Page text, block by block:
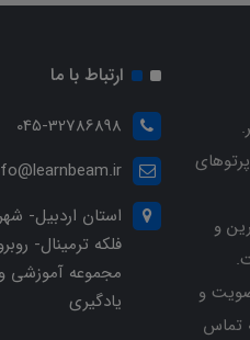
و
و
خرید با شماره تلفن 04532786898 تماس
ارتباط با ما
045-32786898
استان اردبیل-
فلکه ترمینال-
مجموعه آموزشی
یادگیری